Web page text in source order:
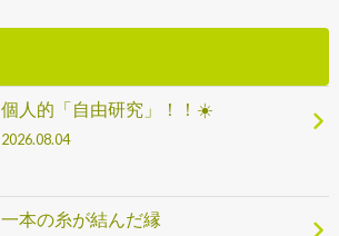
個人的「自由研究」！！☀️
2026.08.04
一本の糸が結んだ縁